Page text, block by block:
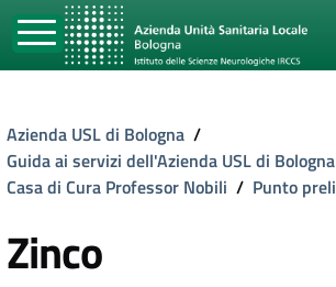
Azienda USL di Bologna /
Guida ai servizi dell'Azienda USL di Bologna
Casa di Cura Professor Nobili / Punto
Zinco